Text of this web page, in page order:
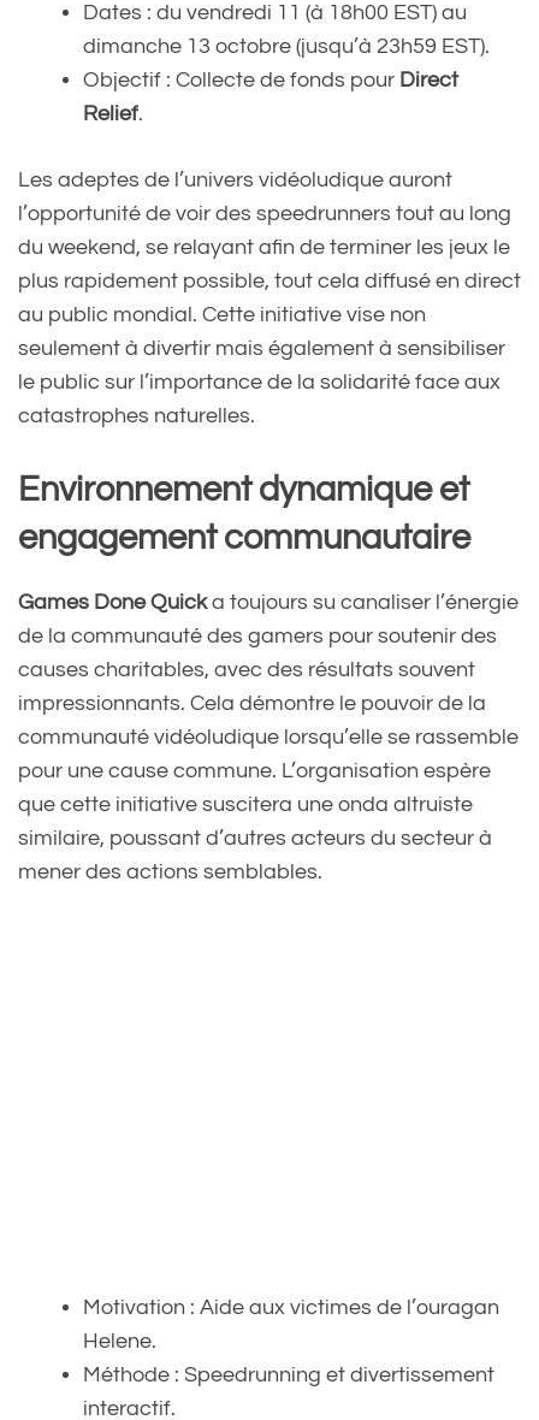
Dates : du vendredi 11 (à 18h00 EST) au
dimanche 13 octobre (jusqu’à 23h59 EST).
Objectif : Collecte de fonds pour Direct
Relief.
Les adeptes de l’univers vidéoludique auront
l’opportunité de voir des speedrunners tout au long
du weekend, se relayant afin de terminer les jeux le
plus rapidement possible, tout cela diffusé en direct
au public mondial. Cette initiative vise non
seulement à divertir mais également à sensibiliser
le public sur l’importance de la solidarité face aux
catastrophes naturelles.
Environnement dynamique et
engagement communautaire
Games Done Quicka toujours su canaliser l’énergie
de la communauté des gamers pour soutenir des
causes charitables, avec des résultats souvent
impressionnants. Cela démontre le pouvoir de la
communauté vidéoludique lorsqu’elle se rassemble
pour une cause commune. L’organisation espère
que cette initiative suscitera une onda altruiste
similaire, poussant d’autres acteurs du secteur à
mener des actions semblables.
Motivation : Aide aux victimes de l’ouragan
Helene.
Méthode : Speedrunning et divertissement
interactif.